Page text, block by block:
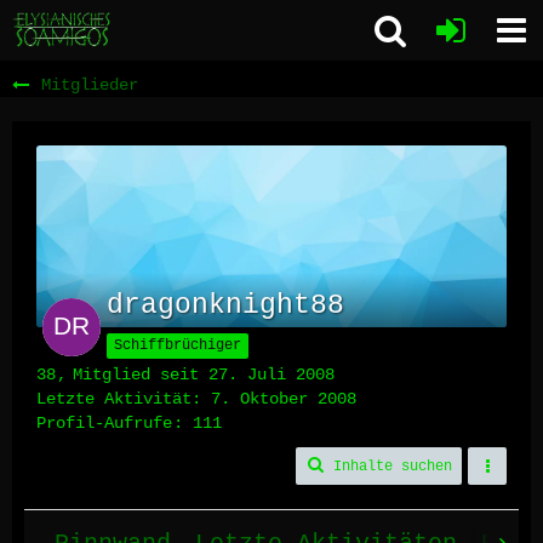
Mitglieder
dragonknight88
Schiffbrüchiger
38
Mitglied seit 27. Juli 2008
Letzte Aktivität: 7. Oktober 2008
Profil-Aufrufe
111
Inhalte suchen